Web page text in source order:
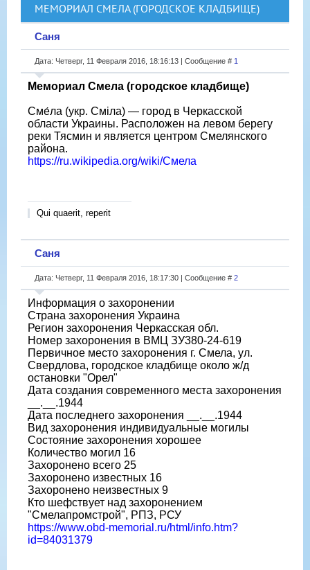
МЕМОРИАЛ СМЕЛА (ГОРОДСКОЕ КЛАДБИЩЕ)
Саня
Дата: Четверг, 11 Февраля 2016, 18:16:13 | Сообщение # 1
Мемориал Смела (городское кладбище)
Сме́ла (укр. Сміла) — город в Черкасской
области Украины. Расположен на левом берегу
реки Тясмин и является центром Смелянского
района.
https://ru.wikipedia.org/wiki/Смела
Qui quaerit, reperit
Саня
Дата: Четверг, 11 Февраля 2016, 18:17:30 | Сообщение # 2
Информация о захоронении
Страна захоронения Украина
Регион захоронения Черкасская обл.
Номер захоронения в ВМЦ ЗУ380-24-619
Первичное место захоронения г. Смела, ул.
Свердлова, городское кладбище около ж/д
остановки "Орел"
Дата создания современного места захоронения
__.__.1944
Дата последнего захоронения __.__.1944
Вид захоронения индивидуальные могилы
Состояние захоронения хорошее
Количество могил 16
Захоронено всего 25
Захоронено известных 16
Захоронено неизвестных 9
Кто шефствует над захоронением
"Смелапромстрой", РПЗ, РСУ
https://www.obd-memorial.ru/html/info.htm?
id=84031379